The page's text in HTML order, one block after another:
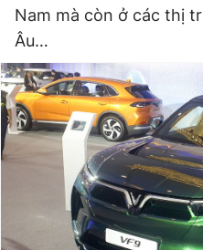
Nam mà còn ở các thị
Âu…